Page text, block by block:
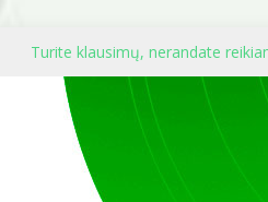
Turite klausimų, nerandate